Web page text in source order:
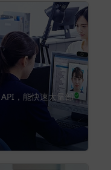
，能快速大量部